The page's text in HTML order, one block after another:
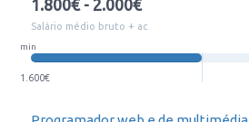
1.800€ - 2.000€
Salário médio bruto + ac
min
1.600€